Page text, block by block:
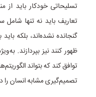
تسلیحاتی خودکار باید از
تعاریف باید نه تنها
گنجانده نشده‌اند، بلکه
ظهور کنند نیز بپردازند.
توافق کند که بتواند
تصمیم‌گیری مشابه انسان را